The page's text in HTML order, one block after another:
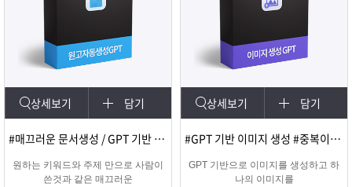
상세보기 담기
#매끄러운 문서생성 / GPT 기반 문서
원하는 키워드와 주제 만으로 사람이
쓴것과 같은 매끄러운
상세보기 담기
#GPT 기반 이미지 생성 #중복이미지 #유사이미지
GPT 기반으로 이미지를 생성하고 하
나의 이미지를